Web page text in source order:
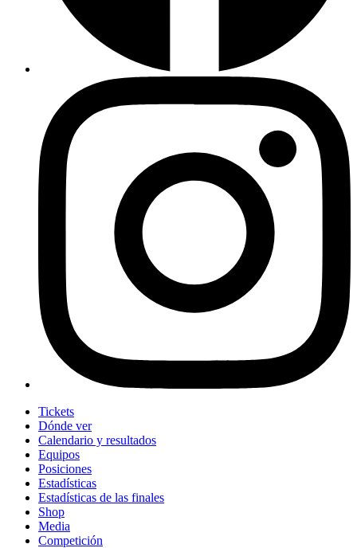
Tickets
Dónde ver
Calendario y resultados
Equipos
Posiciones
Estadísticas
Estadísticas de las finales
Shop
Media
Competición